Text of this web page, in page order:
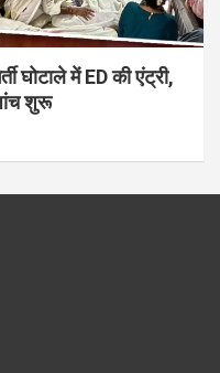
घोटाले में ED की एंट्री,
शुरू